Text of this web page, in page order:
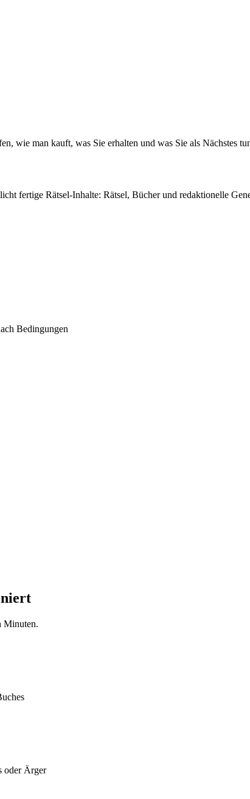
wie man kauft, was Sie erhalten und was Sie als Nächstes
Rätsel-Inhalte: Rätsel, Bücher und redaktionelle
Bedingungen
Minuten.
oder Ärger